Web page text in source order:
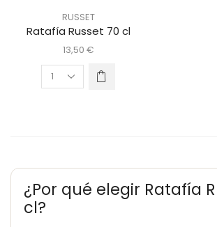
RUSSET
Ratafía Russet 70 cl
13,50 €
¿Por qué elegir Ratafía
cl?